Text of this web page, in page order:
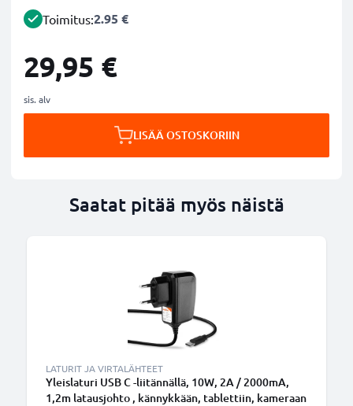
Toimitus:2.95 €
29,95 €
sis. alv
LISÄÄ OSTOSKORIIN
Saatat pitää myös näistä
LATURIT JA VIRTALÄHTEET
Yleislaturi USB C -liitännällä, 10W, 2A / 2000mA,
1,2m latausjohto , kännykkään, tablettiin, kameraan